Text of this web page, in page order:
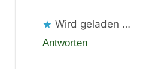
Wird geladen …
Antworten